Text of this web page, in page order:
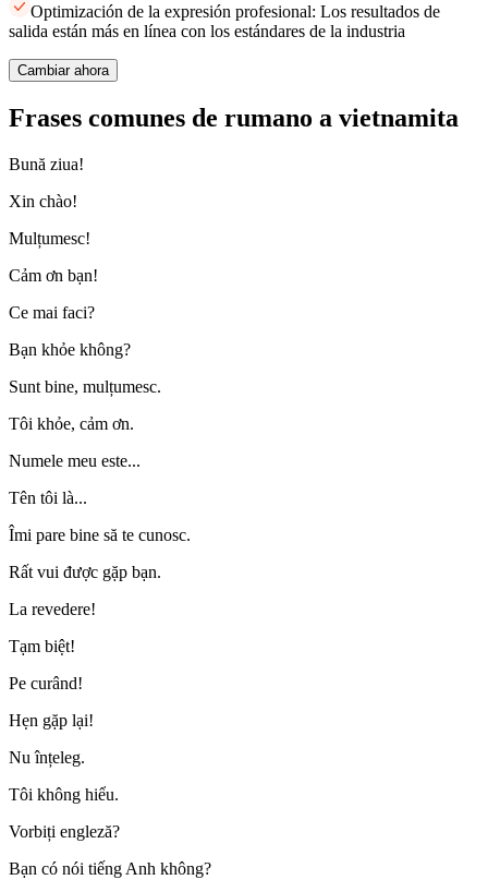
Optimización de la expresión profesional: Los resultados de
salida están más en línea con los estándares de la industria
Cambiar ahora
Frases comunes de rumano a vietnamita
Bună ziua!
Xin chào!
Mulțumesc!
Cảm ơn bạn!
Ce mai faci?
Bạn khỏe không?
Sunt bine, mulțumesc.
Tôi khỏe, cảm ơn.
Numele meu este...
Tên tôi là...
Îmi pare bine să te cunosc.
Rất vui được gặp bạn.
La revedere!
Tạm biệt!
Pe curând!
Hẹn gặp lại!
Nu înțeleg.
Tôi không hiểu.
Vorbiți engleză?
Bạn có nói tiếng Anh không?